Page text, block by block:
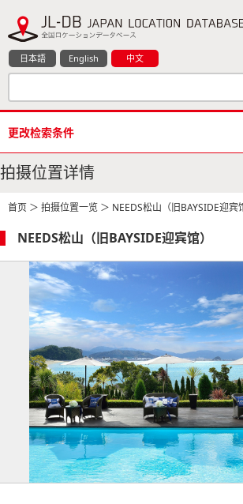
日本語 English 中文
更改检索条件
拍摄位置详情
首页 ＞ 拍摄位置一览 ＞ NEEDS松山（旧BAYSIDE迎宾
NEEDS松山（旧BAYSIDE迎宾馆）